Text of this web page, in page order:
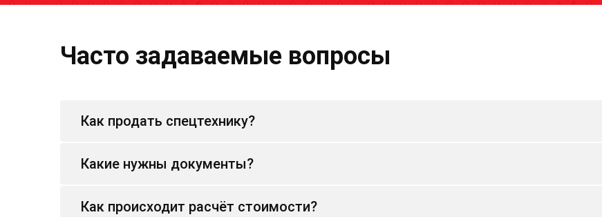
Часто задаваемые вопросы
Как продать спецтехнику?
Какие нужны документы?
Как происходит расчёт стоимости?